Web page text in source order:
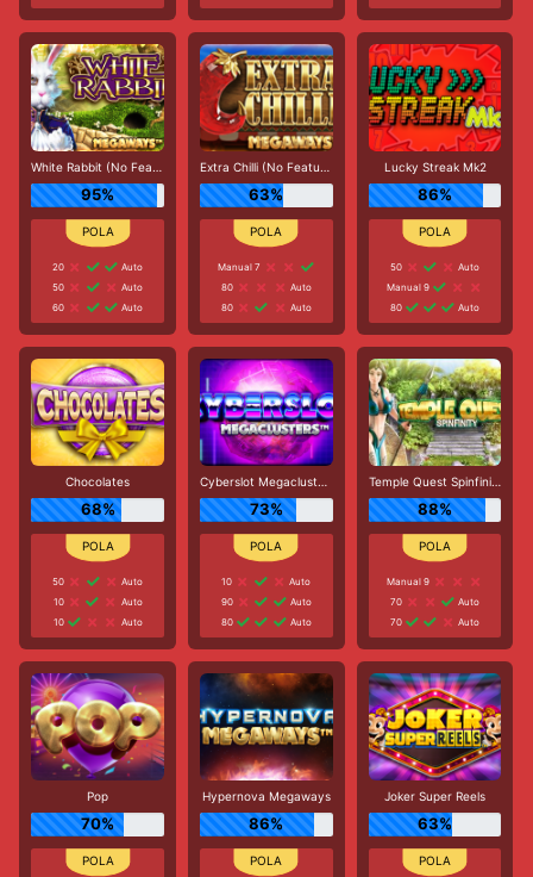
White Rabbit (No Feature Drop)
95%
20
Auto
50
Auto
60
Auto
Extra Chilli (No Feature Drop)
63%
Manual 7
80
Auto
80
Auto
Lucky Streak Mk2
86%
50
Auto
Manual 9
80
Auto
Chocolates
68%
50
Auto
10
Auto
10
Auto
Cyberslot Megaclusters
73%
10
Auto
90
Auto
80
Auto
Temple Quest Spinfinity
88%
Manual 9
70
Auto
70
Auto
Pop
70%
Hypernova Megaways
86%
Joker Super Reels
63%